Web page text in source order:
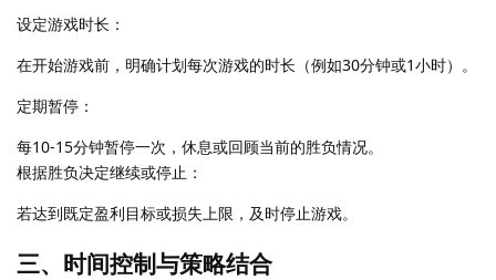
设定游戏时长：
在开始游戏前，明确计划每次游戏的时长（例如30分钟或1小时）。
定期暂停：
每10-15分钟暂停一次，休息或回顾当前的胜负情况。
根据胜负决定继续或停止：
若达到既定盈利目标或损失上限，及时停止游戏。
三、时间控制与策略结合